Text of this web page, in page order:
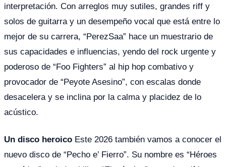
interpretación. Con arreglos muy sutiles, grandes riff y
solos de guitarra y un desempeño vocal que está entre lo
mejor de su carrera, “PerezSaa” hace un muestrario de
sus capacidades e influencias, yendo del rock urgente y
poderoso de “Foo Fighters” al hip hop combativo y
provocador de “Peyote Asesino”, con escalas donde
desacelera y se inclina por la calma y placidez de lo
acústico.
Un disco heroico Este 2026 también vamos a conocer el
nuevo disco de “Pecho e’ Fierro”. Su nombre es “Héroes